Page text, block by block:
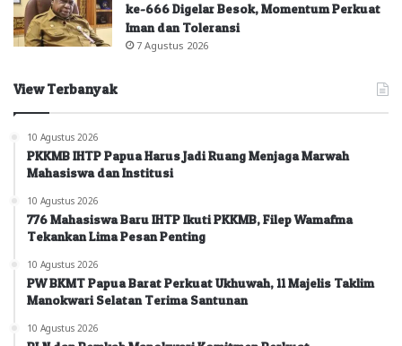
ke-666 Digelar Besok, Momentum Perkuat
Iman dan Toleransi
7 Agustus 2026
View Terbanyak
10 Agustus 2026
PKKMB IHTP Papua Harus Jadi Ruang Menjaga Marwah
Mahasiswa dan Institusi
10 Agustus 2026
776 Mahasiswa Baru IHTP Ikuti PKKMB, Filep Wamafma
Tekankan Lima Pesan Penting
10 Agustus 2026
PW BKMT Papua Barat Perkuat Ukhuwah, 11 Majelis Taklim
Manokwari Selatan Terima Santunan
10 Agustus 2026